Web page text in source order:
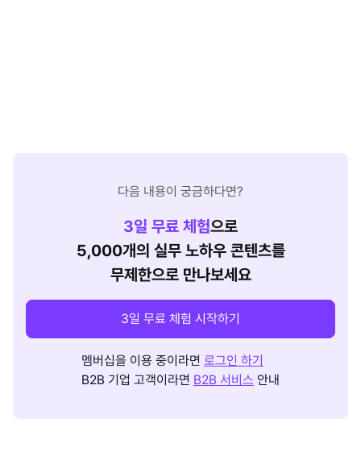
다음 내용이 궁금하다면?
3일 무료 체험으로
5,000개의 실무 노하우 콘텐츠를
무제한으로 만나보세요
3일 무료 체험 시작하기
멤버십을 이용 중이라면 로그인 하기
B2B 기업 고객이라면 B2B 서비스 안내